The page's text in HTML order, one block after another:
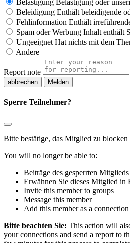
Belästigung Belästigung oder
Beleidigung Enthält beleidigende
Fehlinformation Enthält
Spam oder Werbung Inhalt enthält
Ungeeignet Hat nichts mit dem
Andere
Report note
Melden
Sperre Teilnehmer?
Bitte bestätige, das Mitglied zu blocken
You will no longer be able to:
Beiträge des gesperrten Mitglieds
Erwähnen Sie dieses Mitglied in
Invite this member to groups
Message this member
Add this member as a connection
Bitte beachten Sie: This action will
your connections and send a report to